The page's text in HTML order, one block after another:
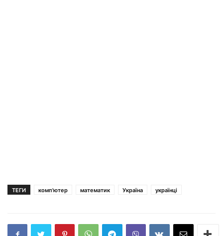
ТЕГИ комп'ютер математик Україна українці